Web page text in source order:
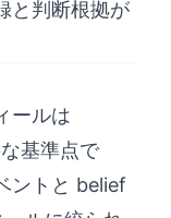
と判断根拠が
ールは
基準点で
ントと belief